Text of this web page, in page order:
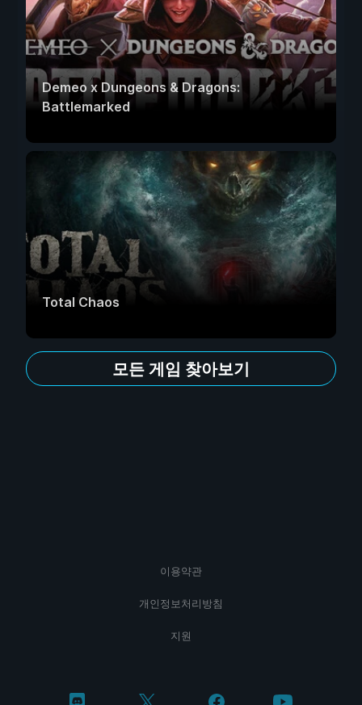
Demeo x Dungeons & Dragons:
Battlemarked
Total Chaos
모든 게임 찾아보기
이용약관
개인정보처리방침
지원